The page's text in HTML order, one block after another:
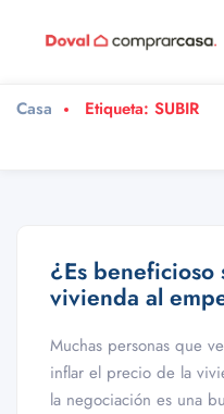
Casa Etiqueta: SUBIR
¿Es
vivienda al
Muchas personas que
inflar el precio de la
la negociación es una